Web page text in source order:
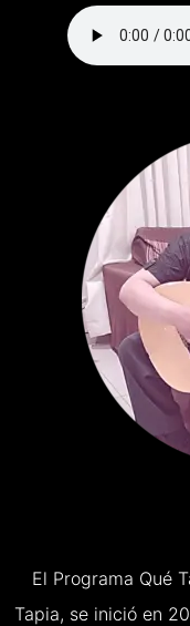
El Programa Qué
Tapia, se inició en